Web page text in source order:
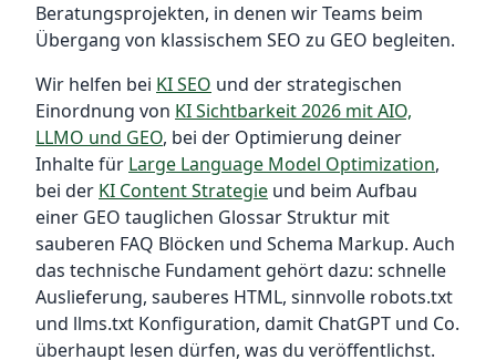
Beratungsprojekten, in denen wir Teams beim
Übergang von klassischem SEO zu GEO begleiten.
Wir helfen bei KI SEO und der strategischen
Einordnung von KI Sichtbarkeit 2026 mit AIO,
LLMO und GEO, bei der Optimierung deiner
Inhalte für Large Language Model Optimization,
bei der KI Content Strategie und beim Aufbau
einer GEO tauglichen Glossar Struktur mit
sauberen FAQ Blöcken und Schema Markup. Auch
das technische Fundament gehört dazu: schnelle
Auslieferung, sauberes HTML, sinnvolle robots.txt
und llms.txt Konfiguration, damit ChatGPT und Co.
überhaupt lesen dürfen, was du veröffentlichst.